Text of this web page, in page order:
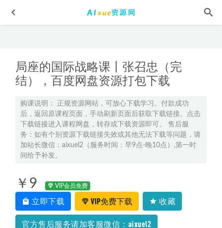
局座的国际战略课丨张召忠（完
结），百度网盘资源打包下载
购课说明： 正规资源网站，可放心下载学习。付款成功
后，返回原课程页面，手动刷新页面后获取下载链接。点击
下载链接进入课程网盘，转存或下载资源即可。 售后服
务：如有个别资源下载链接失效或其他无法下载等问题，请
加站长微信：aixuel2（服务时间：早9点-晚10点）,第一时
间给予补发。
￥9 VIP会员免费
立即下载 VIP免费下载 收藏
官方售后服务请加客服微信：aixuel2
2025韩佳伟高三数学a一轮复习秋季班网课教程 2024-09-15
2025国家玮高一语文下学期视频教程+讲义寒假班网课教程
2025-02-07
2000款情感励志视频资源素材，抖音视频制作方法,23.47G百
2024年国家玮高二语文网课教程寒假班
2024王后雄高考押题卷九科电子版（安徽专享） 2024-05-06